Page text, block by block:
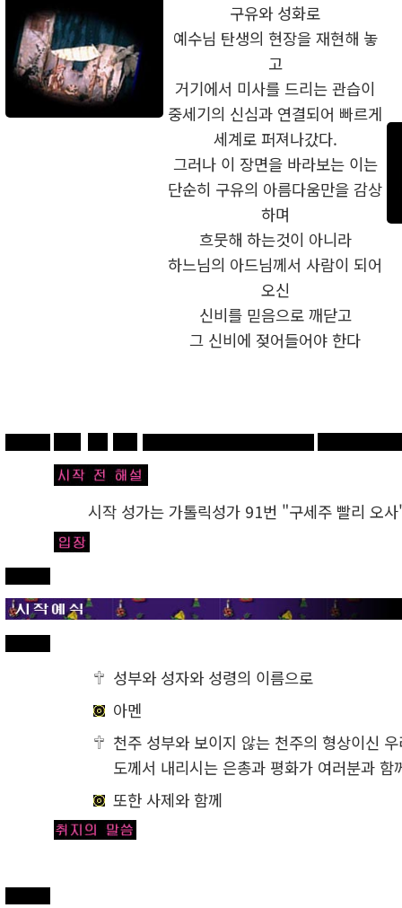
구유와 성화로
예수님 탄생의 현장을 재현해 놓
고
거기에서 미사를 드리는 관습이
중세기의 신심과 연결되어 빠르게
세계로 퍼져나갔다.
그러나 이 장면을 바라보는 이는
단순히 구유의 아름다움만을 감상
하며
흐뭇해 하는것이 아니라
하느님의 아드님께서 사람이 되어
오신
신비를 믿음으로 깨닫고
그 신비에 젖어들어야 한다
시작 성가는 가톨릭성가 91번 "구세주 빨리 오
성부와 성자와 성령의 이름으로
아멘
천주 성부와 보이지 않는 천주의 형상이신
도께서 내리시는 은총과 평화가 여러분과 함
또한 사제와 함께